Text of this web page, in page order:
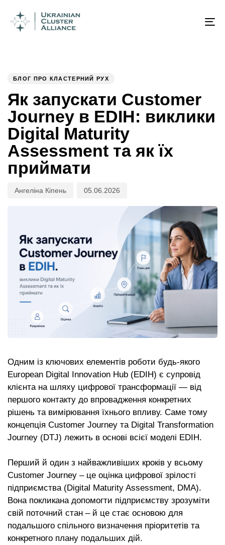
IN:
БЛОГ ПРО КЛАСТЕРНИЙ РУХ
Як запускати Customer
Journey в EDIH: виклики
Digital Maturity
Assessment та як їх
приймати
Ангеліна Кіпень
on:
05.06.2026
Одним із ключових елементів роботи будь-якого
European Digital Innovation Hub (EDIH) є супровід
клієнта на шляху цифрової трансформації — від
першого контакту до впровадження конкретних
рішень та вимірювання їхнього впливу. Саме тому
концепція Customer Journey та Digital Transformation
Journey (DTJ) лежить в основі всієї моделі EDIH.
Перший й один з найважливіших кроків у всьому
Customer Journey – це оцінка цифрової зрілості
підприємства (Digital Maturity Assessment, DMA).
Вона покликана допомогти підприємству зрозуміти
свій поточний стан – й це стає основою для
подальшого спільного визначення пріоритетів та
конкретного плану подальших дій.